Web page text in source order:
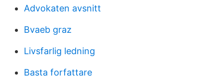
Advokaten avsnitt
Bvaeb graz
Livsfarlig ledning
Basta forfattare